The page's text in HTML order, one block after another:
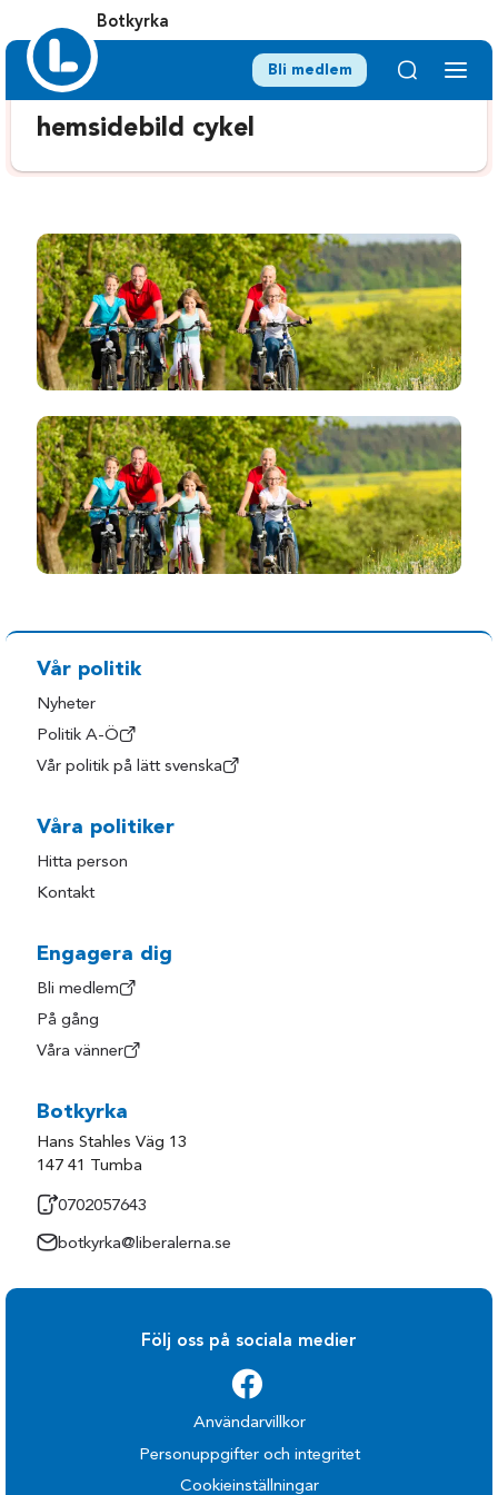
Botkyrka
Bli medlem
hemsidebild cykel
Vår politik
Nyheter
Politik A-Ö
Vår politik på lätt svenska
Våra politiker
Hitta person
Kontakt
Engagera dig
Bli medlem
På gång
Våra vänner
Botkyrka
Hans Stahles Väg 13
147 41 Tumba
0702057643
botkyrka@liberalerna.se
Följ oss på sociala medier
Användarvillkor
Personuppgifter och integritet
Cookieinställningar